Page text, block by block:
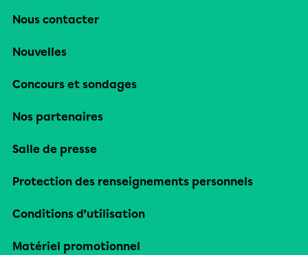
Nous contacter
Nouvelles
Concours et sondages
Nos partenaires
Salle de presse
Protection des renseignements personnels
Conditions d’utilisation
Matériel promotionnel